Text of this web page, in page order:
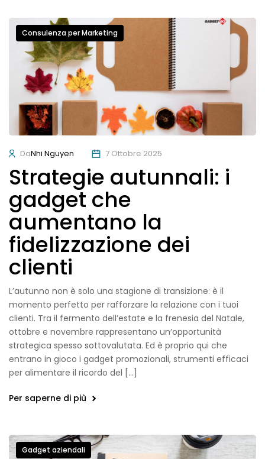
Consulenza per Marketing
DaNhi Nguyen 7 Ottobre 2025
Strategie autunnali: i
gadget che
aumentano la
fidelizzazione dei
clienti
L’autunno non è solo una stagione di transizione: è il
momento perfetto per rafforzare la relazione con i tuoi
clienti. Tra il fermento dell’estate e la frenesia del Natale,
ottobre e novembre rappresentano un’opportunità
strategica spesso sottovalutata. Ed è proprio qui che
entrano in gioco i gadget promozionali, strumenti efficaci
per alimentare il ricordo del […]
Per saperne di più
Gadget aziendali